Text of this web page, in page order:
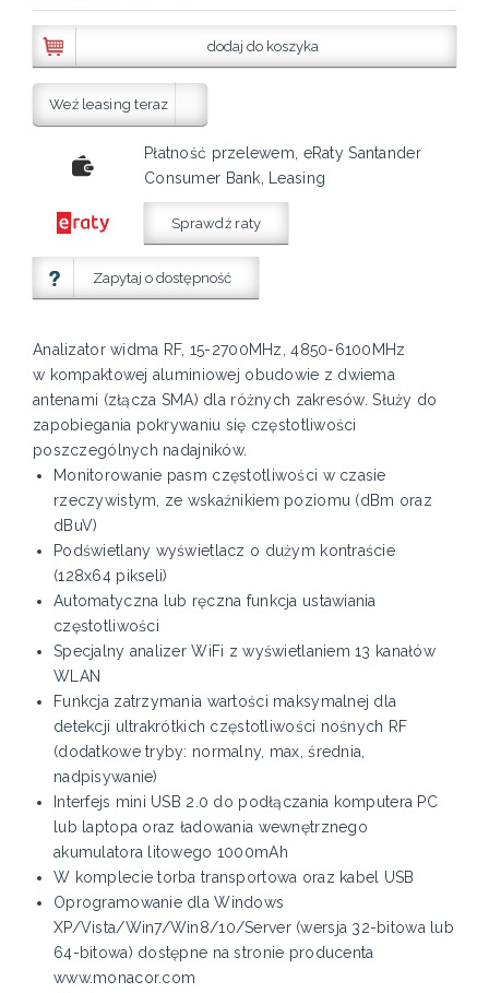
dodaj do koszyka
Weź leasing teraz
Płatność przelewem, eRaty Santander
Consumer Bank, Leasing
Sprawdź raty
Zapytaj o dostępność
Analizator widma RF, 15-2700MHz, 4850-6100MHz
w kompaktowej aluminiowej obudowie z dwiema
antenami (złącza SMA) dla różnych zakresów. Służy do
zapobiegania pokrywaniu się częstotliwości
poszczególnych nadajników.
Monitorowanie pasm częstotliwości w czasie
rzeczywistym, ze wskaźnikiem poziomu (dBm oraz
dBuV)
Podświetlany wyświetlacz o dużym kontraście
(128x64 pikseli)
Automatyczna lub ręczna funkcja ustawiania
częstotliwości
Specjalny analizer WiFi z wyświetlaniem 13 kanałów
WLAN
Funkcja zatrzymania wartości maksymalnej dla
detekcji ultrakrótkich częstotliwości nośnych RF
(dodatkowe tryby: normalny, max, średnia,
nadpisywanie)
Interfejs mini USB 2.0 do podłączania komputera PC
lub laptopa oraz ładowania wewnętrznego
akumulatora litowego 1000mAh
W komplecie torba transportowa oraz kabel USB
Oprogramowanie dla Windows
XP/Vista/Win7/Win8/10/Server (wersja 32-bitowa lub
64-bitowa) dostępne na stronie producenta
www.monacor.com